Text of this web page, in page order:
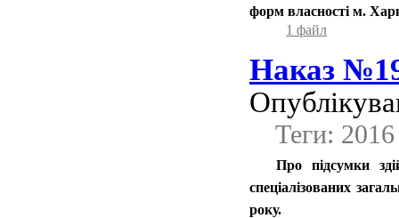
форм власності м.
1 файл
Наказ
Теги: 2016
Про підсумки
спеціалізованих
року.